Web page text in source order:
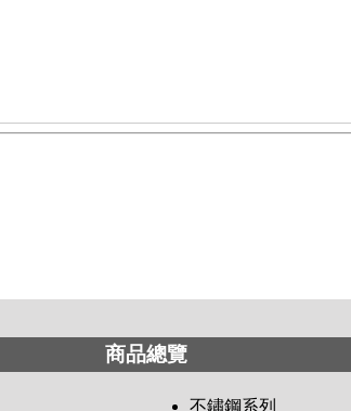
商品總覽
不鏽鋼系列